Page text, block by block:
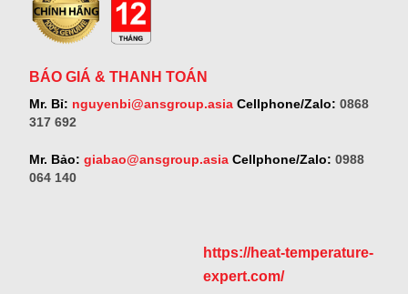
BÁO GIÁ & THANH TOÁN
Mr. Bỉ: nguyenbi@ansgroup.asiaCellphone/Zalo: 0868
317 692
Mr. Bảo: giabao@ansgroup.asiaCellphone/Zalo: 0988
064 140
https://heat-temperature-
expert.com/